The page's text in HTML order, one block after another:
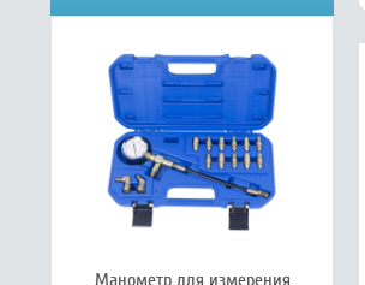
Манометр для измерения